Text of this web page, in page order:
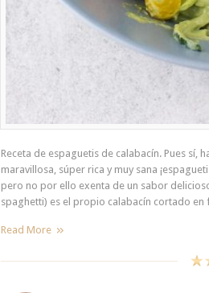
Receta de espaguetis de calabacín. Pues sí,
maravillosa, súper rica y muy sana
pero no por ello exenta de un sabor
spaghetti) es el propio calabacín cortado
Read More